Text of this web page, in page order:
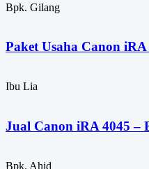
Bpk. Gilang
Paket Usaha Canon
Ibu Lia
Jual Canon iRA 4045 –
Bpk. Ahid